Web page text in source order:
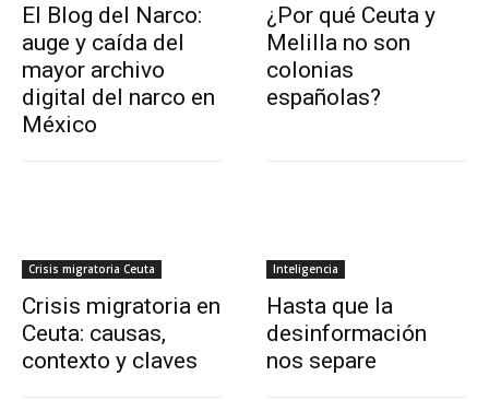
El Blog del Narco:
auge y caída del
mayor archivo
digital del narco en
México
¿Por qué Ceuta y
Melilla no son
colonias
españolas?
Crisis migratoria Ceuta
Crisis migratoria en
Ceuta: causas,
contexto y claves
Inteligencia
Hasta que la
desinformación
nos separe